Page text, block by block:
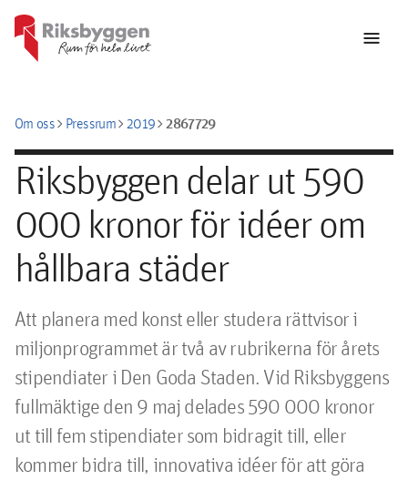
menu
Om osschevron_rightPressrumchevron_right2019chevron_right2867729
Riksbyggen delar ut 590
000 kronor för idéer om
hållbara städer
Att planera med konst eller studera rättvisor i
miljonprogrammet är två av rubrikerna för årets
stipendiater i Den Goda Staden. Vid Riksbyggens
fullmäktige den 9 maj delades 590 000 kronor
ut till fem stipendiater som bidragit till, eller
kommer bidra till, innovativa idéer för att göra